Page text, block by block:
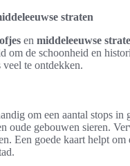
straten
en middeleeuwse
om de schoonheid en
veel te ontdekken.
om een aantal stops
oude gebouwen sieren.
Een goede kaart helpt